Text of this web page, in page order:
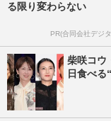
る限り変わらない
PR(合同会社デジ
柴咲コウ
日食べる